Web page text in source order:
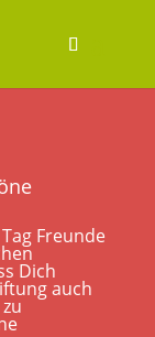
Freunde
Dich
auch